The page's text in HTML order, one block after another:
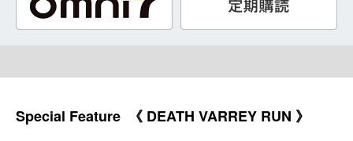
Special Feature 《 DEATH VARREY RUN 》